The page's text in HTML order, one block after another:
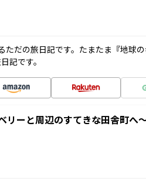
ただの旅日記です。たまたま『地球
記です。
リーと周辺のすてきな田舎町へ